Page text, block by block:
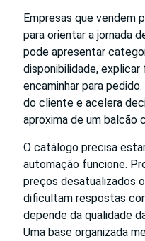
Empresas que vendem
para orientar a jornada
pode apresentar
disponibilidade,
encaminhar para
do cliente e acelera
aproxima de um balcão
O catálogo precisa
automação funcione.
preços desatualizados
dificultam respostas
depende da qualidade
Uma base organizada